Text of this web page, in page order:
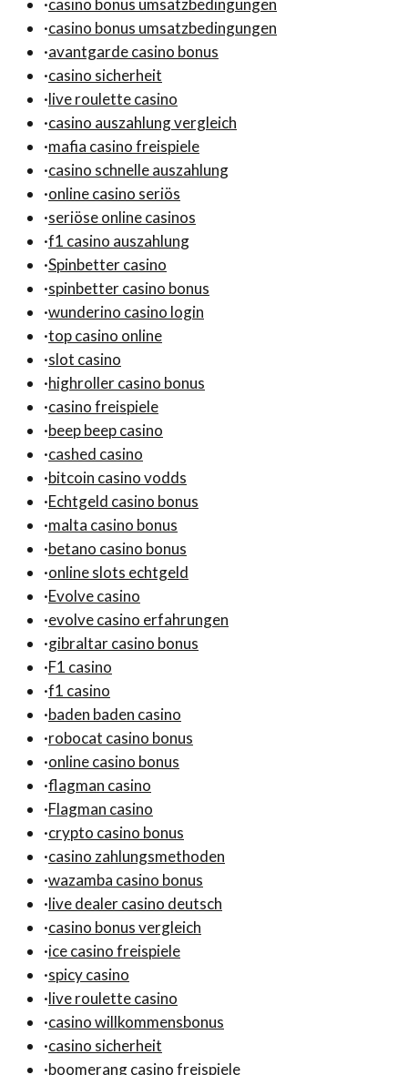
·casino bonus umsatzbedingungen
·casino bonus umsatzbedingungen
·avantgarde casino bonus
·casino sicherheit
·live roulette casino
·casino auszahlung vergleich
·mafia casino freispiele
·casino schnelle auszahlung
·online casino seriös
·seriöse online casinos
·f1 casino auszahlung
·Spinbetter casino
·spinbetter casino bonus
·wunderino casino login
·top casino online
·slot casino
·highroller casino bonus
·casino freispiele
·beep beep casino
·cashed casino
·bitcoin casino vodds
·Echtgeld casino bonus
·malta casino bonus
·betano casino bonus
·online slots echtgeld
·Evolve casino
·evolve casino erfahrungen
·gibraltar casino bonus
·F1 casino
·f1 casino
·baden baden casino
·robocat casino bonus
·online casino bonus
·flagman casino
·Flagman casino
·crypto casino bonus
·casino zahlungsmethoden
·wazamba casino bonus
·live dealer casino deutsch
·casino bonus vergleich
·ice casino freispiele
·spicy casino
·live roulette casino
·casino willkommensbonus
·casino sicherheit
·boomerang casino freispiele